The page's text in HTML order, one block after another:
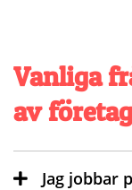
Vanliga
av företag
Jag jobbar